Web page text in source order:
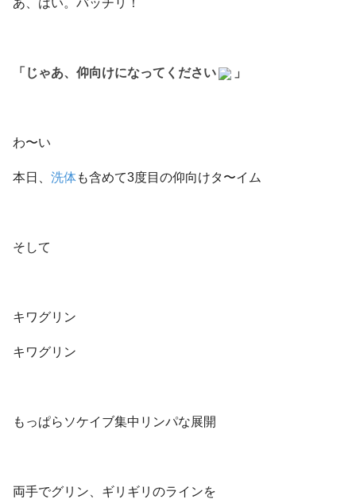
あ、はい。バッチリ！
「じゃあ、仰向けになってください 」
わ〜い
本日、 洗体も含めて3度目の仰向けタ〜イム
そして
キワグリン
キワグリン
もっぱらソケイブ集中リンパな展開
両手でグリン、ギリギリのラインを